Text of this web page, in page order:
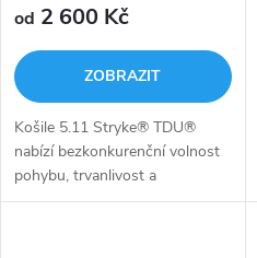
od 2 600 Kč
ZOBRAZIT
Košile 5.11 Stryke® TDU®
nabízí bezkonkurenční volnost
pohybu, trvanlivost a
použitelnost v jakémkoli